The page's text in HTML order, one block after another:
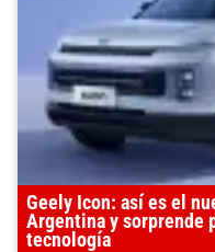
Geely Icon: así es el
Argentina y sorprende
tecnología